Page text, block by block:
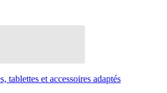
tablettes et accessoires adaptés